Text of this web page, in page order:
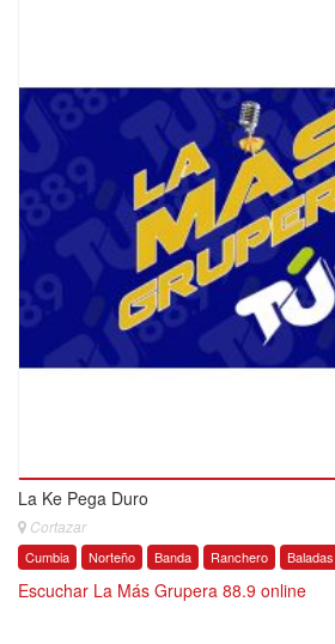
La Ke Pega Duro
Cortazar
Cumbia Norteño Banda Ranchero Baladas
Escuchar La Más Grupera 88.9 online